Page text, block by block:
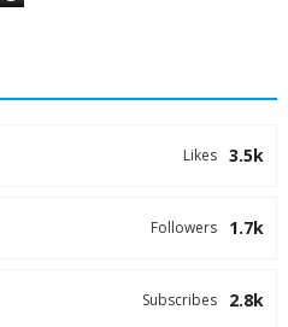
3.5k
Likes
1.7k
Followers
2.8k
Subscribes